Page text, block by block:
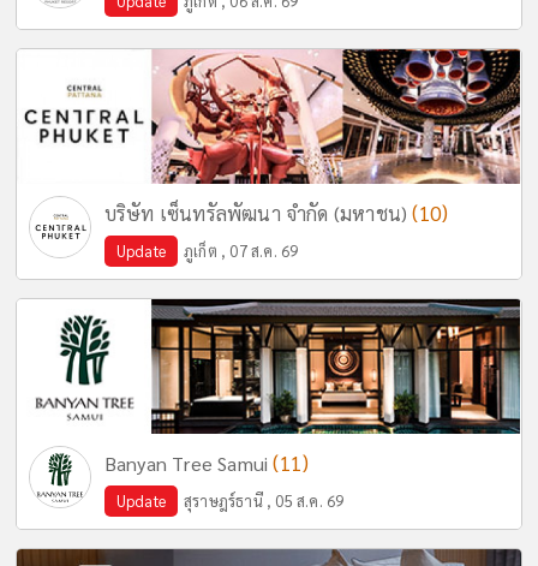
บริษัท เซ็นทรัลพัฒนา จำกัด (มหาชน)(10)
Update ภูเก็ต , 07 ส.ค. 69
Banyan Tree Samui(11)
Update สุราษฎร์ธานี , 05 ส.ค. 69